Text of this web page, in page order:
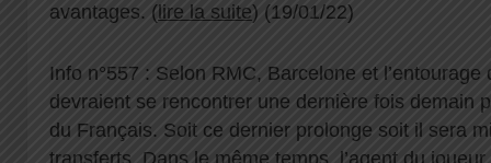
avantages. ( lire la suite) (19/01/22)
Info n°557 : Selon RMC, Barcelone et l’entourage
devraient se rencontrer une dernière fois demain
du Français. Soit ce dernier prolonge soit il sera
transferts. Dans le même temps, l’agent du